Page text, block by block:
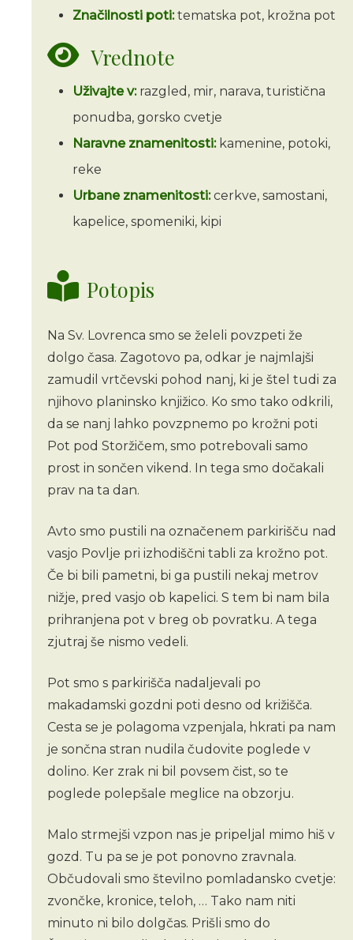
Značilnosti poti:tematska pot, krožna pot
Vrednote
Uživajte v:razgled, mir, narava, turistična
ponudba, gorsko cvetje
Naravne znamenitosti:kamenine, potoki,
reke
Urbane znamenitosti:cerkve, samostani,
kapelice, spomeniki, kipi
Potopis
Na Sv. Lovrenca smo se želeli povzpeti že
dolgo časa. Zagotovo pa, odkar je najmlajši
zamudil vrtčevski pohod nanj, ki je štel tudi za
njihovo planinsko knjižico. Ko smo tako odkrili,
da se nanj lahko povzpnemo po krožni poti
Pot pod Storžičem, smo potrebovali samo
prost in sončen vikend. In tega smo dočakali
prav na ta dan.
Avto smo pustili na označenem parkirišču nad
vasjo Povlje pri izhodiščni tabli za krožno pot.
Če bi bili pametni, bi ga pustili nekaj metrov
nižje, pred vasjo ob kapelici. S tem bi nam bila
prihranjena pot v breg ob povratku. A tega
zjutraj še nismo vedeli.
Pot smo s parkirišča nadaljevali po
makadamski gozdni poti desno od križišča.
Cesta se je polagoma vzpenjala, hkrati pa nam
je sončna stran nudila čudovite poglede v
dolino. Ker zrak ni bil povsem čist, so te
poglede polepšale meglice na obzorju.
Malo strmejši vzpon nas je pripeljal mimo hiš v
gozd. Tu pa se je pot ponovno zravnala.
Občudovali smo številno pomladansko cvetje:
zvončke, kronice, teloh, … Tako nam niti
minuto ni bilo dolgčas. Prišli smo do